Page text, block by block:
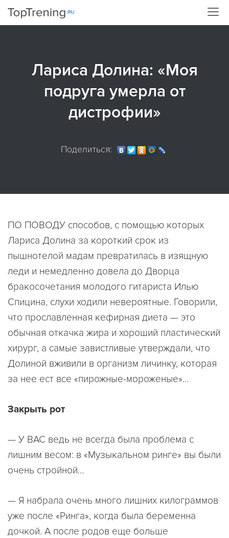
Лариса Долина: «Моя
подруга умерла от
дистрофии»
Поделиться:
ПО ПОВОДУ способов, с помощью которых
Лариса Долина за короткий срок из
пышнотелой мадам превратилась в изящную
леди и немедленно довела до Дворца
бракосочетания молодого гитариста Илью
Спицина, слухи ходили невероятные. Говорили,
что прославленная кефирная диета — это
обычная откачка жира и хороший пластический
хирург, а самые завистливые утверждали, что
Долиной вживили в организм личинку, которая
за нее ест все «пирожные-мороженые»…
Закрыть рот
— У ВАС ведь не всегда была проблема с
лишним весом: в «Музыкальном ринге» вы были
очень стройной…
— Я набрала очень много лишних килограммов
уже после «Ринга», когда была беременна
дочкой. А после родов еще больше